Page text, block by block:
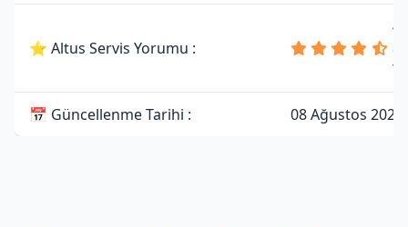
⭐ Altus Servis Yorumu :
81
📅 Güncellenme Tarihi : 08 Ağustos 2026